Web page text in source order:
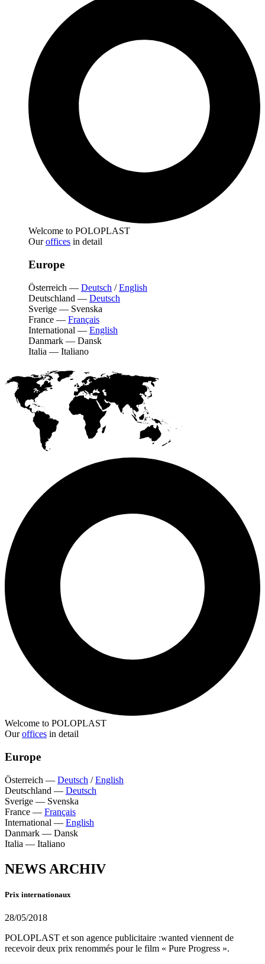
Welcome to POLOPLAST
Ouroffices in detail
Europe
Österreich — Deutsch /English
Deutschland — Deutsch
Sverige — Svenska
France — Français
International — English
Danmark — Dansk
Italia — Italiano
Welcome to POLOPLAST
Ouroffices in detail
Europe
Österreich — Deutsch /English
Deutschland — Deutsch
Sverige — Svenska
France — Français
International — English
Danmark — Dansk
Italia — Italiano
NEWS ARCHIV
Prix internationaux
28/05/2018
POLOPLAST et son agence publicitaire :wanted viennent de
recevoir deux prix renommés pour le film « Pure Progress ».